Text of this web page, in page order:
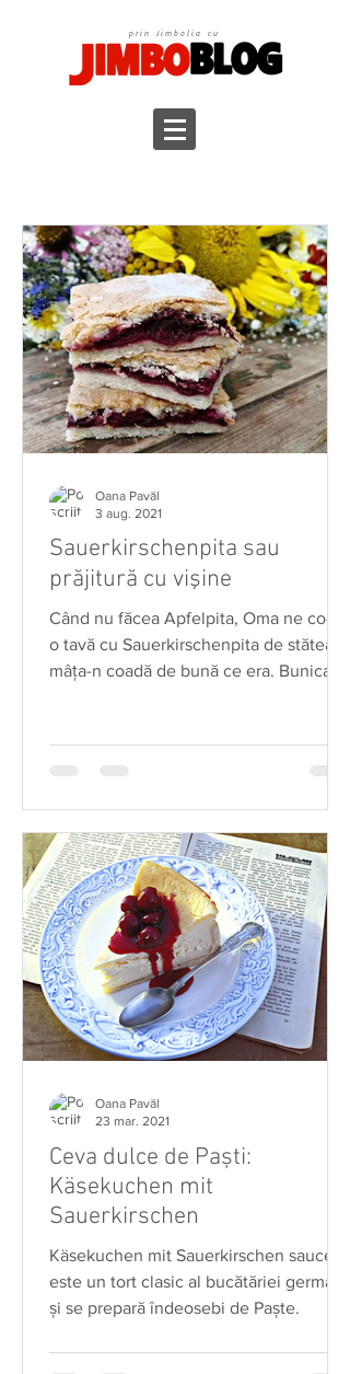
prin Jimbolia cu
Sauerkirschenpita sau
prăjitură cu vişine
Când nu făcea Apfelpita, Oma ne cocea
o tavă cu Sauerkirschenpita de stătea şi
mâţa-n coadă de bună ce era. Bunica
Oana Pavăl
3 aug. 2021
Ceva dulce de Paști:
Käsekuchen mit
Sauerkirschen
Käsekuchen mit Sauerkirschen sauce
este un tort clasic al bucătăriei germane
și se prepară îndeosebi de Paște.
Oana Pavăl
23 mar. 2021